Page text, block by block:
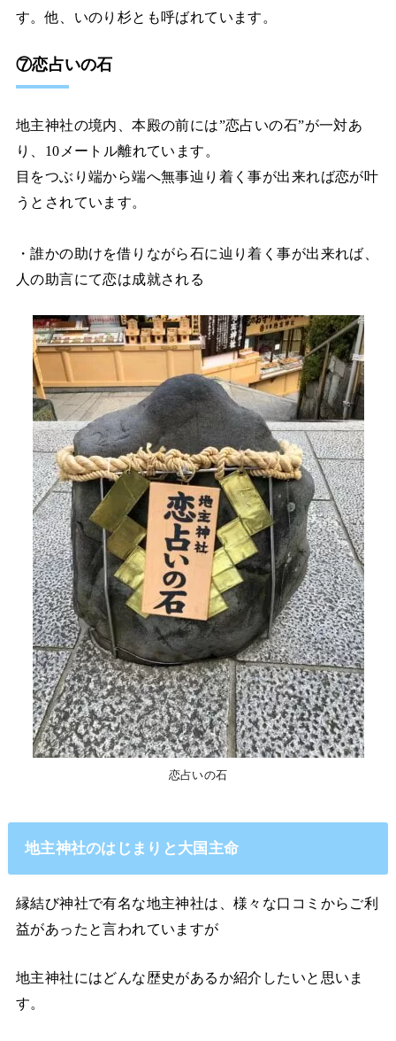
す。他、いのり杉とも呼ばれています。
⑦恋占いの石
地主神社の境内、本殿の前には”恋占いの石”が一対あ
り、10メートル離れています。
目をつぶり端から端へ無事辿り着く事が出来れば恋が叶
うとされています。
・誰かの助けを借りながら石に辿り着く事が出来れば、
人の助言にて恋は成就される
恋占いの石
地主神社のはじまりと大国主命
縁結び神社で有名な地主神社は、様々な口コミからご利
益があったと言われていますが
地主神社にはどんな歴史があるか紹介したいと思いま
す。